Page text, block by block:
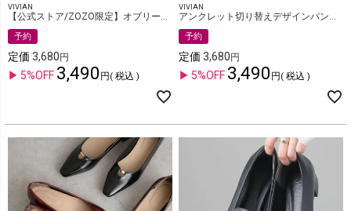
VIVIAN
【公式ストア/ZOZO限定】オブリークトゥゴールドモチーフパンプス
予約
定価 3,680
5%OFF 3,490 税込
VIVIAN
アンクレット切り替えデザインパンプス
予約
定価 3,680
5%OFF 3,490 税込